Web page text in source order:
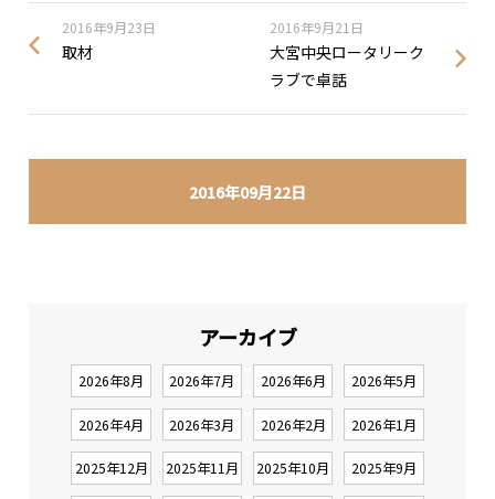
2016年09月22日
2016年9月23日
取材
2016年9月21日
大宮中央ロータリーク
ラブで卓話
アーカイブ
2026年8月 2026年7月 2026年6月 2026年5月
2026年4月 2026年3月 2026年2月 2026年1月
2025年12月 2025年11月 2025年10月 2025年9月